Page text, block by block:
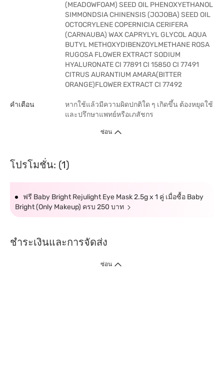
(MEADOWFOAM) SEED OIL PHENOXYETHANOL
SIMMONDSIA CHINENSIS (JOJOBA) SEED OIL
OCTOCRYLENE COPERNICIA CERIFERA
(CARNAUBA) WAX CAPRYLYL GLYCOL AQUA
BUTYL METHOXYDIBENZOYLMETHANE ROSA
RUGOSA FLOWER EXTRACT SODIUM
HYALURONATE CI 77891 CI 15850 CI 77491
CITRUS AURANTIUM AMARA(BITTER
ORANGE)FLOWER EXTRACT CI 77492
คำเตือน
หากใช้แล้วมีความผิดปกติใด ๆ เกิดขึ้น ต้องหยุดใช้
และปรึกษาแพทย์หรือเภสัชกร
ซ่อน
โปรโมชั่น: (1)
ฟรี Baby Bright Rejulight Eye Mask 2.5g x 1 คู่ เมื่อซื้อ Baby
Bright (Only Makeup) ครบ 250 บาท
ชำระเงินและการจัดส่ง
ซ่อน